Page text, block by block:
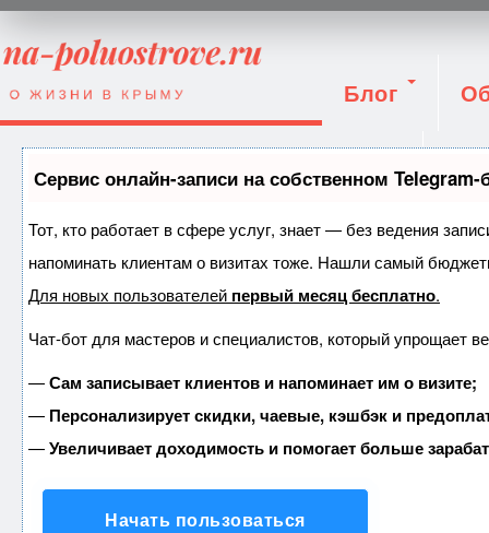
Блог
Вход
Сервис онлайн-записи на собственном Telegram-
Тот, кто работает в сфере услуг, знает — без ведения
напоминать клиентам о визитах тоже. Нашли самый
Для новых пользователей первый месяц бесплатно.
Чат-бот для мастеров и специалистов, который упрощает
—Сам записывает клиентов и напоминает им о визите;
— Персонализирует скидки, чаевые, кэшбэк и
—Увеличивает доходимость и помогает больше
Начать пользоваться